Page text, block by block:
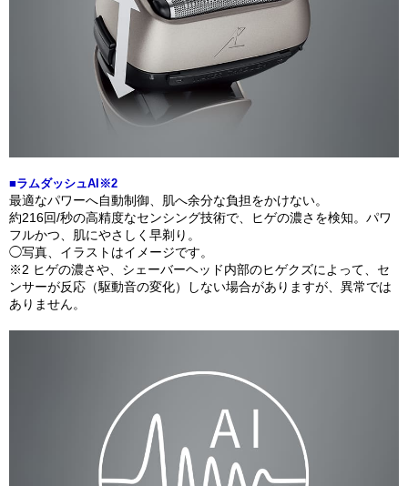
■ラムダッシュAI※2
最適なパワーへ自動制御、肌へ余分な負担をかけない。
約216回/秒の高精度なセンシング技術で、ヒゲの濃さを検知。パワ
フルかつ、肌にやさしく早剃り。
◯写真、イラストはイメージです。
※2 ヒゲの濃さや、シェーバーヘッド内部のヒゲクズによって、セ
ンサーが反応（駆動音の変化）しない場合がありますが、異常では
ありません。